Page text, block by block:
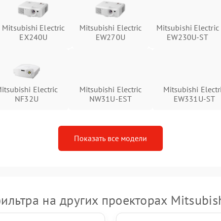
Mitsubishi Electric
EX240U
Mitsubishi Electric
EW270U
Mitsubishi Electric
EW230U-ST
Electric
NF32U
Mitsubishi Electric
NW31U-EST
Mitsubishi
EW331U-ST
Показать все модели
на других проекторах